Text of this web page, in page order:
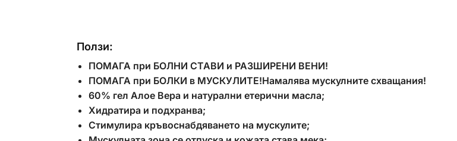
Ползи:
ПОМАГА при БОЛНИ СТАВИ и РАЗШИРЕНИ ВЕНИ!
ПОМАГА при БОЛКИ в МУСКУЛИТЕ!Намалява мускулните схващания!
60% гел Алое Вера и натурални етерични масла;
Хидратира и подхранва;
Стимулира кръвоснабдяването на мускулите;